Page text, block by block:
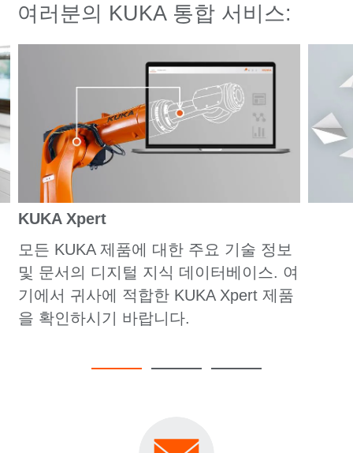
여러분의 KUKA 통합 서비스:
KUKA Xpert
모든 KUKA 제품에 대한 주요 기술 정보
및 문서의 디지털 지식 데이터베이스. 여
기에서 귀사에 적합한 KUKA Xpert 제품
을 확인하시기 바랍니다.